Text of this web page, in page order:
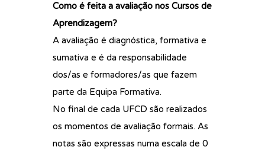
Como é feita a avaliação nos Cursos de
Aprendizagem?
A avaliação é diagnóstica, formativa e
sumativa e é da responsabilidade
dos/as e formadores/as que fazem
parte da Equipa Formativa.
No final de cada UFCD são realizados
os momentos de avaliação formais. As
notas são expressas numa escala de 0